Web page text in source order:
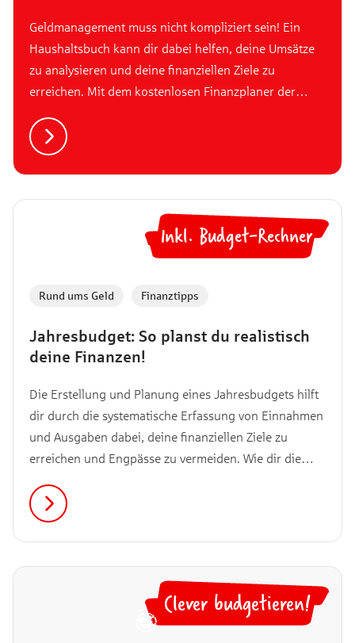
Geldmanagement muss nicht kompliziert sein! Ein
Haushaltsbuch kann dir dabei helfen, deine Umsätze
zu analysieren und deine finanziellen Ziele zu
erreichen. Mit dem kostenlosen Finanzplaner der
In diesem Artikel erfährst du unter anderem, welche
Funktionen das Tool für deine Budgetplanung bietet
und wie du deine Finanzen effektiv verwalten kannst.
Inkl. Budget-Rechner
💻
Jahresbudget: So planst du realistisch
deine Finanzen!
Rund ums Geld Finanztipps
Die Erstellung und Planung eines Jahresbudgets hilft
dir durch die systematische Erfassung von Einnahmen
und Ausgaben dabei, deine finanziellen Ziele zu
erreichen und Engpässe zu vermeiden. Wie dir die
worauf du dabei achten solltest, verraten wir dir in
diesem Artikel.
Clever budgetieren!
🤓